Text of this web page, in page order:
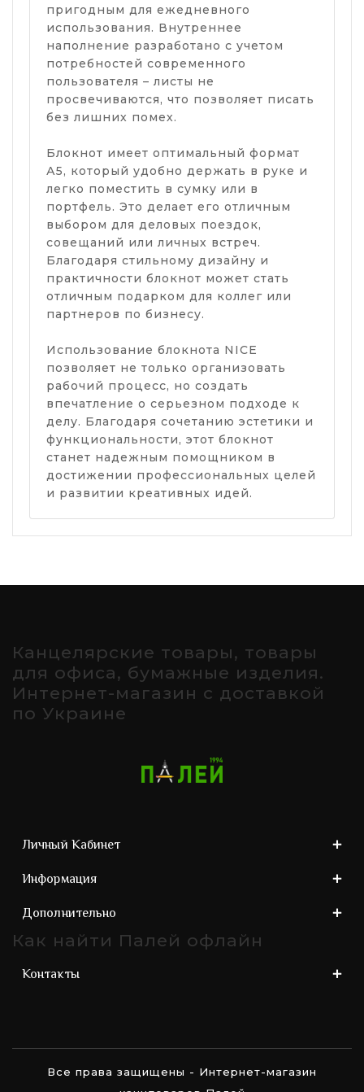
пригодным для ежедневного
использования. Внутреннее
наполнение разработано с учетом
потребностей современного
пользователя – листы не
просвечиваются, что позволяет писать
без лишних помех.
Блокнот имеет оптимальный формат
А5, который удобно держать в руке и
легко поместить в сумку или в
портфель. Это делает его отличным
выбором для деловых поездок,
совещаний или личных встреч.
Благодаря стильному дизайну и
практичности блокнот может стать
отличным подарком для коллег или
партнеров по бизнесу.
Использование блокнота NICE
позволяет не только организовать
рабочий процесс, но создать
впечатление о серьезном подходе к
делу. Благодаря сочетанию эстетики и
функциональности, этот блокнот
станет надежным помощником в
достижении профессиональных целей
и развитии креативных идей.
Канцелярские товары, товары
для офиса, бумажные изделия.
Интернет-магазин с доставкой
по Украине
Личный Кабинет
Информация
Дополнительно
Как найти Палей офлайн
Контакты
Все права защищены - Интернет-магазин